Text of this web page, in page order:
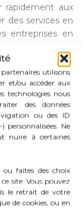
utilisons
et/ou accéder aux
technologies nous
des données
ou des ID
personnalisées. Ne
nuire à certaines
ou faites des choix
site. Vous pouvez
le retrait de votre
de cookies, ou en
rapidement aux
des services en
entreprises en
disposition
et
améliorer le
chaque
est